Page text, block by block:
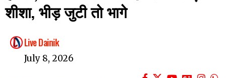
शीशा, भीड़ जुटी तो भागे
Live Dainik
July 8, 2026